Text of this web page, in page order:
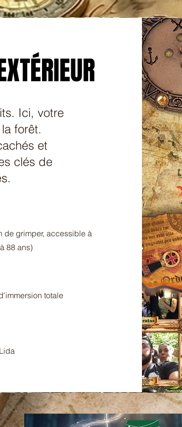
Ici, votre
forêt.
et
clés de
de grimper, accessible à
88 ans)
totale